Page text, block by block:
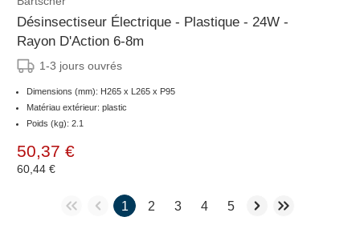
Désinsectiseur Électrique - Plastique - 24W -
Rayon D'Action 6-8m
1-3 jours ouvrés
Dimensions (mm): H265 x L265 x P95
Matériau extérieur: plastic
Poids (kg): 2.1
50,37 €
60,44 €
1 2 3 4 5